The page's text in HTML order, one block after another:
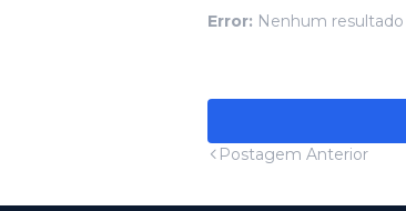
Error: Nenhum
Postagem Anterior